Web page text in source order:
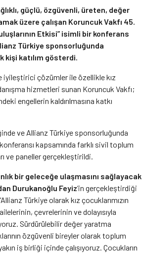
güçlü, özgüvenli, üreten, değer
üzere çalışan Koruncuk Vakfı 45.
Etkisi” isimli bir konferans
Türkiye sponsorluğunda
kişi katılım gösterdi.
iyileştirici çözümler ile özellikle kız
hizmetleri sunan Koruncuk Vakfı;
engellerin kaldırılmasına katkı
ve Allianz Türkiye sponsorluğunda
kapsamında farklı sivil toplum
ve paneller gerçekleştirildi.
bir geleceğe ulaşmasını sağlayacak
Durukanoğlu Feyiz‘in gerçekleştirdiği
Türkiye olarak kız çocuklarımızın
çevrelerinin ve dolayısıyla
Sürdürülebilir değer yaratma
özgüvenli bireyler olarak toplum
iş birliği içinde çalışıyoruz. Çocukların